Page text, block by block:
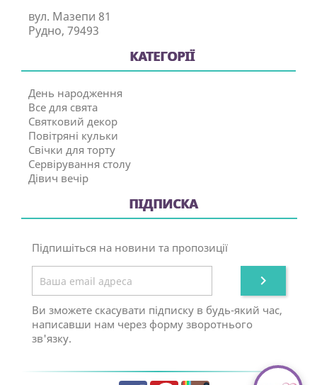
вул. Мазепи 81
Рудно, 79493
КАТЕГОРІЇ
День народження
Все для свята
Святковий декор
Повітряні кульки
Свічки для торту
Сервірування столу
Дівич вечір
ПІДПИСКА
Підпишіться на новини та пропозиції

Ви зможете скасувати підписку в будь-який час,
написавши нам через форму зворотнього
зв'язку.